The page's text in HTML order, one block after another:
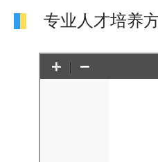
专业人才培养